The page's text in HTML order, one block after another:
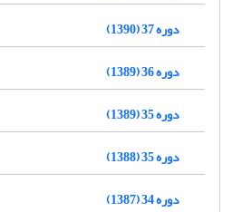
دوره 37 (1390)
دوره 36 (1389)
دوره 35 (1389)
دوره 35 (1388)
دوره 34 (1387)